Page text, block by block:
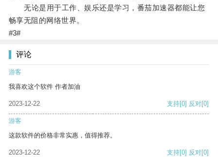
无论是用于工作、娱乐还是学习，番茄加速器都能让您
畅享无阻的网络世界。
#3#
评论
游客
我喜欢这个软件 作者加油
2023-12-22 支持[0] 反对[0]
游客
这款软件的价格非常实惠，值得推荐。
2023-12-22 支持[0] 反对[0]